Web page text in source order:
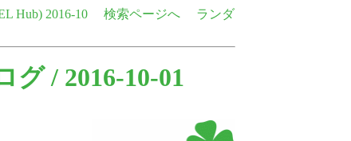
Hub) 2016-10 検索ページへ
ランダ
グ/ 2016-10-01